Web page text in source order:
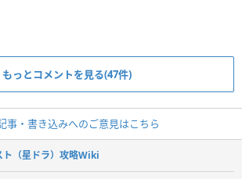
もっとコメントを見る(47件)
事・書き込みへのご意見はこちら
ト（星ドラ）攻略Wiki